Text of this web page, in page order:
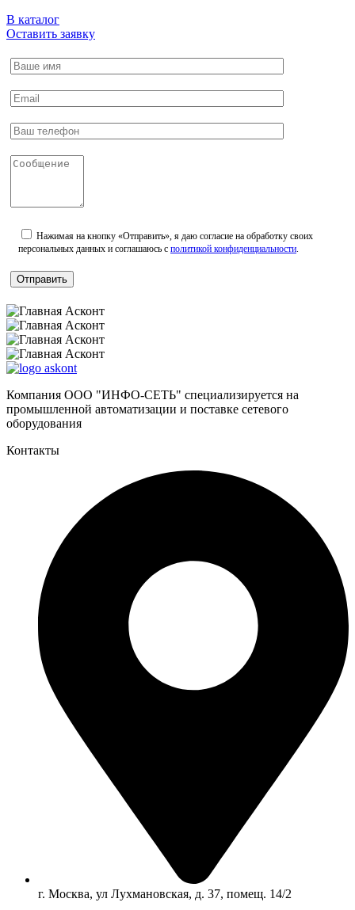
В каталог
Оставить заявку
Нажимая на кнопку «Отправить», я даю согласие на обработку своих
персональных данных и соглашаюсь с политикой конфиденциальности
Компания ООО "ИНФО-СЕТЬ" специализируется на
промышленной автоматизации и поставке сетевого
оборудования
Контакты
г. Москва, ул Лухмановская, д. 37, помещ. 14/2